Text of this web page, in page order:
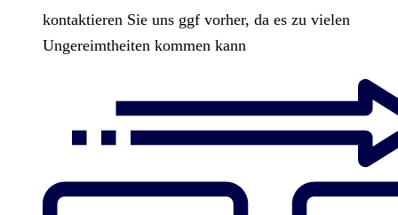
kontaktieren Sie uns ggf vorher, da es zu vielen
Ungereimtheiten kommen kann